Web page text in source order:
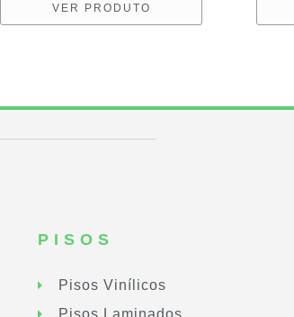
VER PRODUTO
PISOS
Pisos Vinílicos
Pisos Laminados